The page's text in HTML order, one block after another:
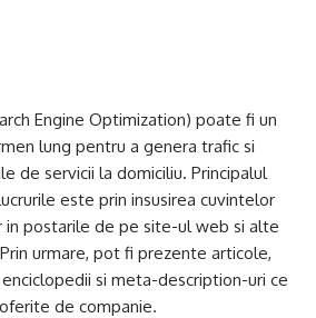
Engine Optimization) poate fi un
lung pentru a genera trafic si
de servicii la domiciliu. Principalul
este prin insusirea cuvintelor
in postarile de pe site-ul web si alte
urmare, pot fi prezente articole,
si meta-description-uri ce
de companie.